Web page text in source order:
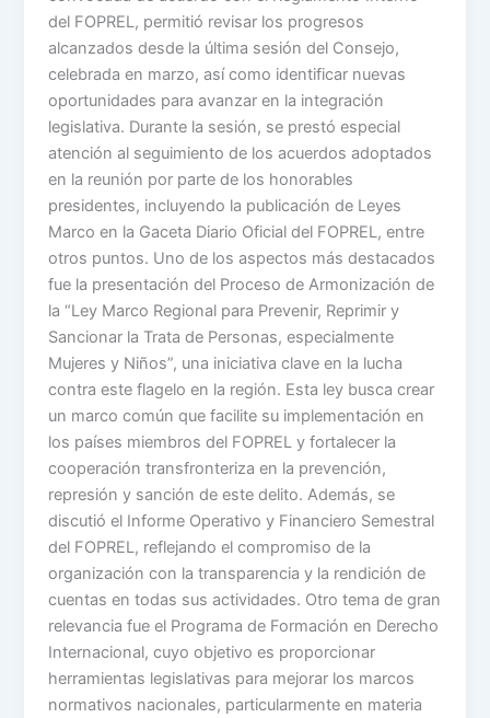
del FOPREL, permitió revisar los progresos
alcanzados desde la última sesión del Consejo,
celebrada en marzo, así como identificar nuevas
oportunidades para avanzar en la integración
legislativa. Durante la sesión, se prestó especial
atención al seguimiento de los acuerdos adoptados
en la reunión por parte de los honorables
presidentes, incluyendo la publicación de Leyes
Marco en la Gaceta Diario Oficial del FOPREL, entre
otros puntos. Uno de los aspectos más destacados
fue la presentación del Proceso de Armonización de
la “Ley Marco Regional para Prevenir, Reprimir y
Sancionar la Trata de Personas, especialmente
Mujeres y Niños”, una iniciativa clave en la lucha
contra este flagelo en la región. Esta ley busca crear
un marco común que facilite su implementación en
los países miembros del FOPREL y fortalecer la
cooperación transfronteriza en la prevención,
represión y sanción de este delito. Además, se
discutió el Informe Operativo y Financiero Semestral
del FOPREL, reflejando el compromiso de la
organización con la transparencia y la rendición de
cuentas en todas sus actividades. Otro tema de gran
relevancia fue el Programa de Formación en Derecho
Internacional, cuyo objetivo es proporcionar
herramientas legislativas para mejorar los marcos
normativos nacionales, particularmente en materia